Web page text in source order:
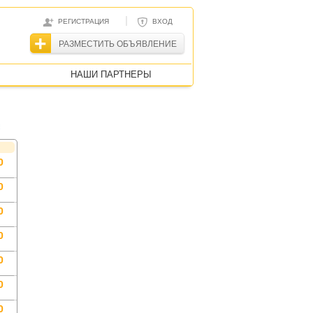
РЕГИСТРАЦИЯ | ВХОД
РАЗМЕСТИТЬ ОБЪЯВЛЕНИЕ
НАШИ ПАРТНЕРЫ